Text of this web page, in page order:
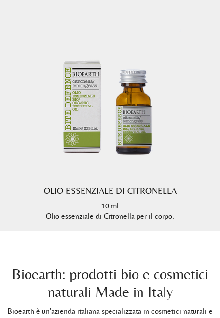
OLIO ESSENZIALE DI CITRONELLA
10 ml
Olio essenziale di Citronella per il corpo.
Bioearth: prodotti bio e cosmetici
naturali Made in Italy
Bioearth è un'azienda italiana specializzata in cosmetici naturali e